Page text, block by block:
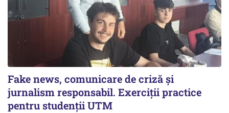
Fake news, comunicare de criză și
jurnalism responsabil. Exerciții practice
pentru studenții UTM